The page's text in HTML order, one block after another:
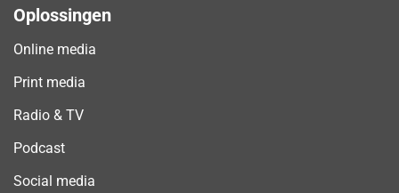
Oplossingen
Online media
Print media
Radio & TV
Podcast
Social media